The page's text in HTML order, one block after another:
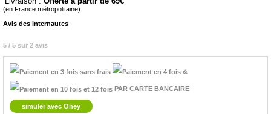
(en France métropolitaine)
Avis des internautes
5 / 5 sur 2 avis
&
PAR CARTE BANCAIRE
simuler avec Oney